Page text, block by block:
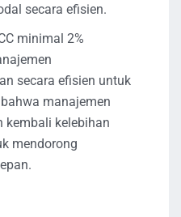
secara efisien.
minimal 2%
secara efisien untuk
manajemen
kembali kelebihan
mendorong